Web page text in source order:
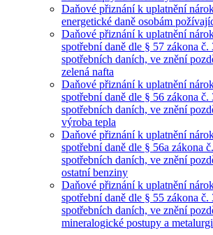
Daňové přiznání k uplatnění
energetické daně osobám
Daňové přiznání k uplatnění
spotřební daně dle § 57 zákona
spotřebních daních, ve znění
zelená nafta
Daňové přiznání k uplatnění
spotřební daně dle § 56 zákona
spotřebních daních, ve znění
výroba tepla
Daňové přiznání k uplatnění
spotřební daně dle § 56a zákona
spotřebních daních, ve znění
ostatní benziny
Daňové přiznání k uplatnění
spotřební daně dle § 55 zákona
spotřebních daních, ve znění
mineralogické postupy a